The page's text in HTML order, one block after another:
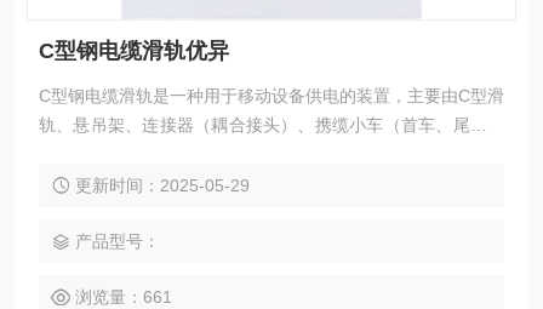
C型钢电缆滑轨优异
C型钢电缆滑轨‌是一种用于移动设备供电的装置，主要由C型滑
轨、悬吊架、连接器（耦合接头）、携缆小车（首车、尾车、
更新时间：2025-05-29
产品型号：
浏览量：661